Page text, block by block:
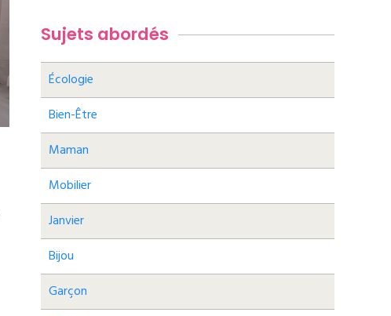
Sujets abordés
Écologie
Bien-Être
Maman
Mobilier
Janvier
Bijou
Garçon